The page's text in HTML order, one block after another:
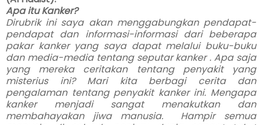
Apa itu Kanker?
Dirubrik ini saya akan menggabungkan pendapat-
pendapat dan informasi-informasi dari beberapa
pakar kanker yang saya dapat melalui buku-buku
dan media-media tentang seputar kanker . Apa saja
yang mereka ceritakan tentang penyakit yang
misterius ini? Mari kita berbagi cerita dan
pengalaman tentang penyakit kanker ini. Mengapa
kanker menjadi sangat menakutkan dan
membahayakan jiwa manusia.
Hampir semua